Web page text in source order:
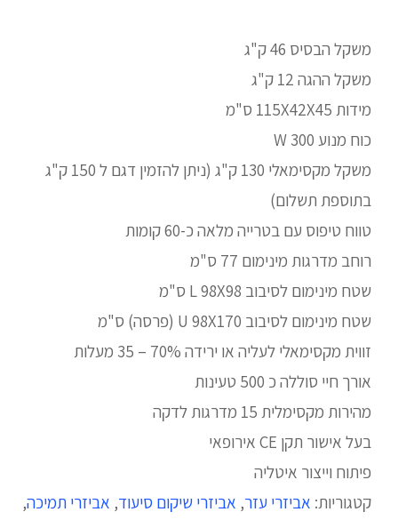
משקל הבסיס 46 ק"ג
משקל ההגה 12 ק"ג
מידות 115X42X45 ס"מ
כוח מנוע W 300
משקל מקסימאלי 130 ק"ג (ניתן להזמין דגם ל 150 ק"ג
בתוספת תשלום)
טווח טיפוס עם בטרייה מלאה כ-60 קומות
רוחב מדרגות מינימום 77 ס"מ
שטח מינימום לסיבוב L 98X98 ס"מ
שטח מינימום לסיבוב U 98X170 (פרסה) ס"מ
זווית מקסימאלי לעליה או ירידה 70% – 35 מעלות
אורך חיי סוללה כ 500 טעינות
מהירות מקסימלית 51 מדרגות לדקה
בעל אישור תקן EC אירופאי
פיתוח וייצור איטליה
קטגוריות: אביזרי עזר, אביזרי שיקום סיעוד, אביזרי תמיכה,